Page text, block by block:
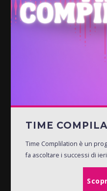
TIME
Time Complilation è un
fa ascoltare i successi di